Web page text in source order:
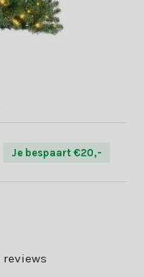
Je bespaart €20,-
reviews